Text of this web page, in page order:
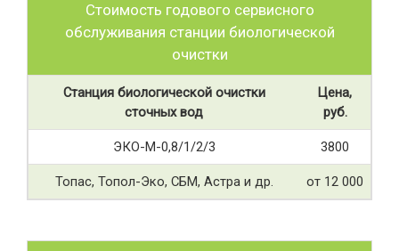
Стоимость годового сервисного
обслуживания станции биологической
очистки
Станция биологической очистки
сточных вод
Цена,
руб.
ЭКО-М-0,8/1/2/3 3800
Топас, Топол-Эко, СБМ, Астра и др. от 12 000